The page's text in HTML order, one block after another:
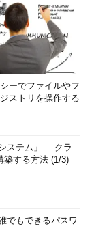
ーでファイルやフ
ストリを操作する
ステム」──クラ
築する方法 (1/3)
でもできるパスワ